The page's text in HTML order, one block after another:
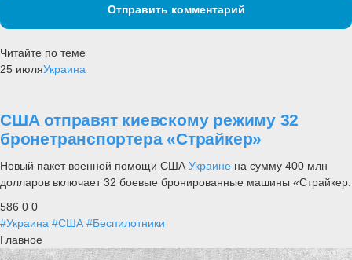
Отправить комментарий
Читайте по теме
25 июляУкраина
США отправят киевскому режиму 32
бронетранспортера «Страйкер»
Новый пакет военной помощи США Украине на сумму 400 млн
долларов включает 32 боевые бронированные машины «Страйкер.
586 0 0
#Украина #США #Беспилотники
Главное